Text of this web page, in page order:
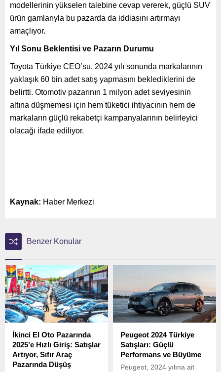
modellerinin yükselen talebine cevap vererek, güçlü SUV
ürün gamlarıyla bu pazarda da iddiasını artırmayı
amaçlıyor.
Yıl Sonu Beklentisi ve Pazarın Durumu
Toyota Türkiye CEO’su, 2024 yılı sonunda markalarının
yaklaşık 60 bin adet satış yapmasını beklediklerini de
belirtti. Otomotiv pazarının 1 milyon adet seviyesinin
altına düşmemesi için hem tüketici ihtiyacının hem de
markaların güçlü rekabetçi kampanyalarının belirleyici
olacağı ifade ediliyor.
Kaynak: Haber Merkezi
Benzer Konular
İkinci El Oto Pazarında
2025’e Hızlı Giriş: Satışlar
Artıyor, Sıfır Araç
Pazarında Düşüş
Peugeot 2024 Türkiye
Satışları: Güçlü
Performans ve Büyüme
Peugeot, 2024 yılına ait